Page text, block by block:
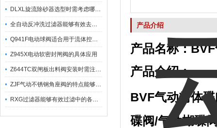
DLXL旋流除砂器选型时需考虑哪些因素？
全自动反冲洗过滤器能够有效去除不同粒径的固体杂
Q941F电动球阀适合用于流体控制需要迅速反应的场合
Z945X电动软密封闸阀的具体应用
Z644TC双闸板出料阀安装时需注意哪些事项？
ZJF气动不锈钢角座阀的特点能够稳定地控制介质流量
RXG过滤器能够有效过滤中的各种杂质
产品介绍
产品名称：
产品介绍：
BVF气动粉体
碟阀/气动蝴碟